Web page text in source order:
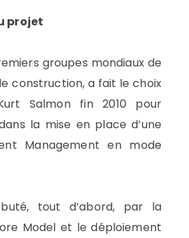
projet
groupes mondiaux de
construction, a fait le choix
Salmon fin 2010 pour
la mise en place d’une
Management en mode
tout d’abord, par la
Model et le déploiement